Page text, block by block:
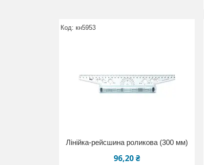
кн5953
Лінійка-рейсшина роликова (300 мм)
96,20 ₴